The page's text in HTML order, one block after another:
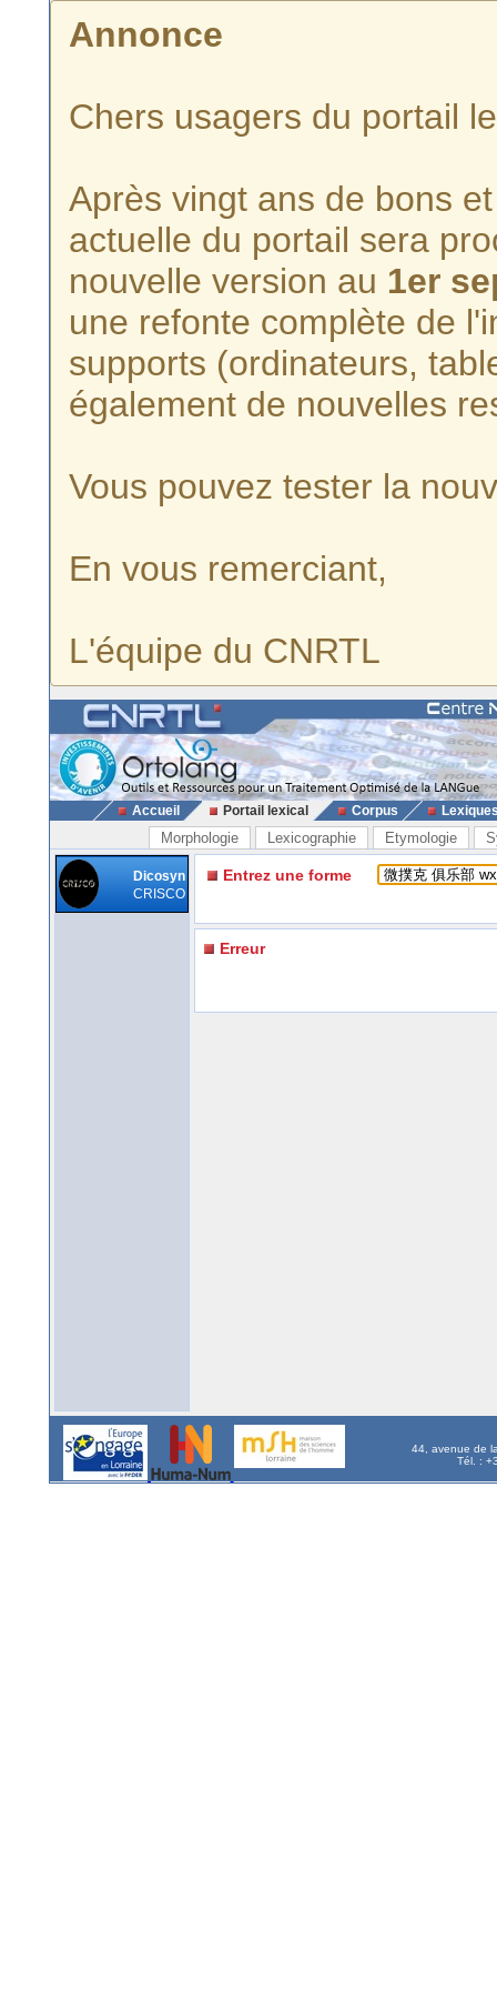
Annonce
Chers usagers du portail
Après vingt ans de bons
actuelle du portail sera
nouvelle version au 1er
une refonte complète de
supports (ordinateurs,
également de nouvelles
Vous pouvez tester la
En vous remerciant,
L'équipe du CNRTL
Accueil Portail lexical Corpus
Morphologie Lexicographie Etymologie
Dicosyn
CRISCO
Entrez une forme
Erreur
44, avenue de
Tél. :